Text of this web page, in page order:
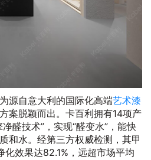
源自意大利的国际化高端艺术漆
案脱颖而出。卡百利拥有14项产
醛技术”，实现“醛变水”，能快
和水。经第三方权威检测，其甲
化效果达82.1%，远超市场平均